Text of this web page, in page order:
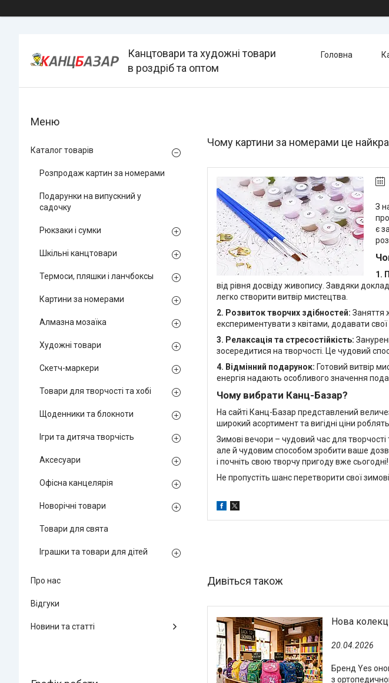
Канцтовари та художні товари
в роздріб та оптом
Головна
Чому картини за номерами це
З
є
1.
від рівня досвіду живопису. Завдяки
легко створити витвір мистецтва.
2. Розвиток творчих здібностей: Заняття
експериментувати з квітами, додавати
3. Релаксація та стресостійкість:
зосередитися на творчості. Це чудовий
4. Відмінний подарунок: Готовий витвір
енергія надають особливого значення
Чому вибрати Канц-Базар?
На сайті Канц-Базар представлений
широкий асортимент та вигідні ціни
Зимові вечори – чудовий час для
але й чудовим способом зробити ваше
і почніть свою творчу пригоду вже сьогодні!
Не пропустіть шанс перетворити свої
Нова
20.04.2026
Бренд Yes
з
Каталог товарів
Розпродаж картин за номерами
Подарунки на випускний у
садочку
Рюкзаки і сумки
Шкільні канцтовари
Термоси, пляшки і ланчбоксы
Картини за номерами
Алмазна мозаїка
Художні товари
Скетч-маркери
Товари для творчості та хобі
Щоденники та блокноти
Ігри та дитяча творчість
Аксесуари
Офісна канцелярія
Новорічні товари
Товари для свята
Іграшки та товари для дітей
Про нас
Відгуки
Новини та статті